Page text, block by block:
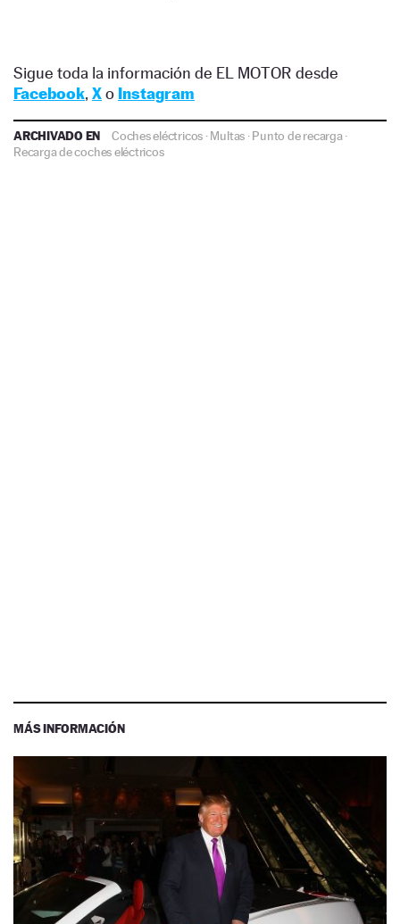
Sigue toda la información de EL MOTOR desde
Facebook, Xo Instagram
ARCHIVADO EN Coches eléctricos ·Multas ·Punto de recarga·
Recarga de coches eléctricos
MÁS INFORMACIÓN